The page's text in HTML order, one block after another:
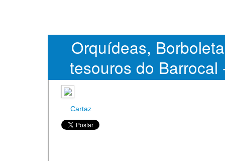
Orquídeas,
tesouros do Barrocal
Científicos
Cartaz